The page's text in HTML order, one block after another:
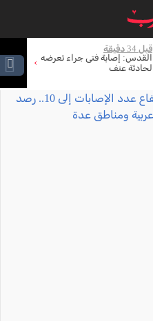
قبل 34 دقيقة
القدس: إصابة فتى جراء تعرضه
لحادثة عنف
›